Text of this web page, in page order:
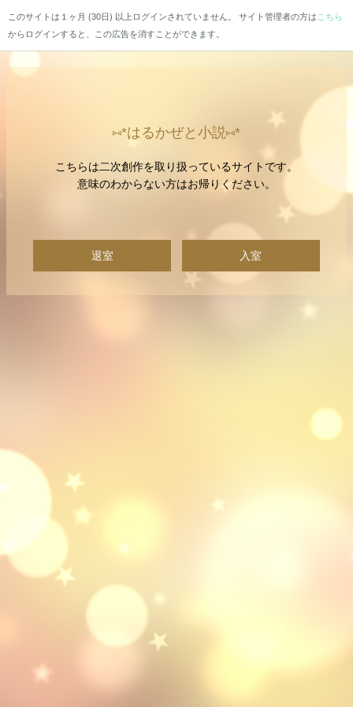
このサイトは１ヶ月 (30日) 以上ログインされていません。 サイト管理者の方は こちら
からログインすると、この広告を消すことができます。
⑅*はるかぜと小説⑅*
こちらは二次創作を取り扱っているサイトです。
意味のわからない方はお帰りください。
退室 入室